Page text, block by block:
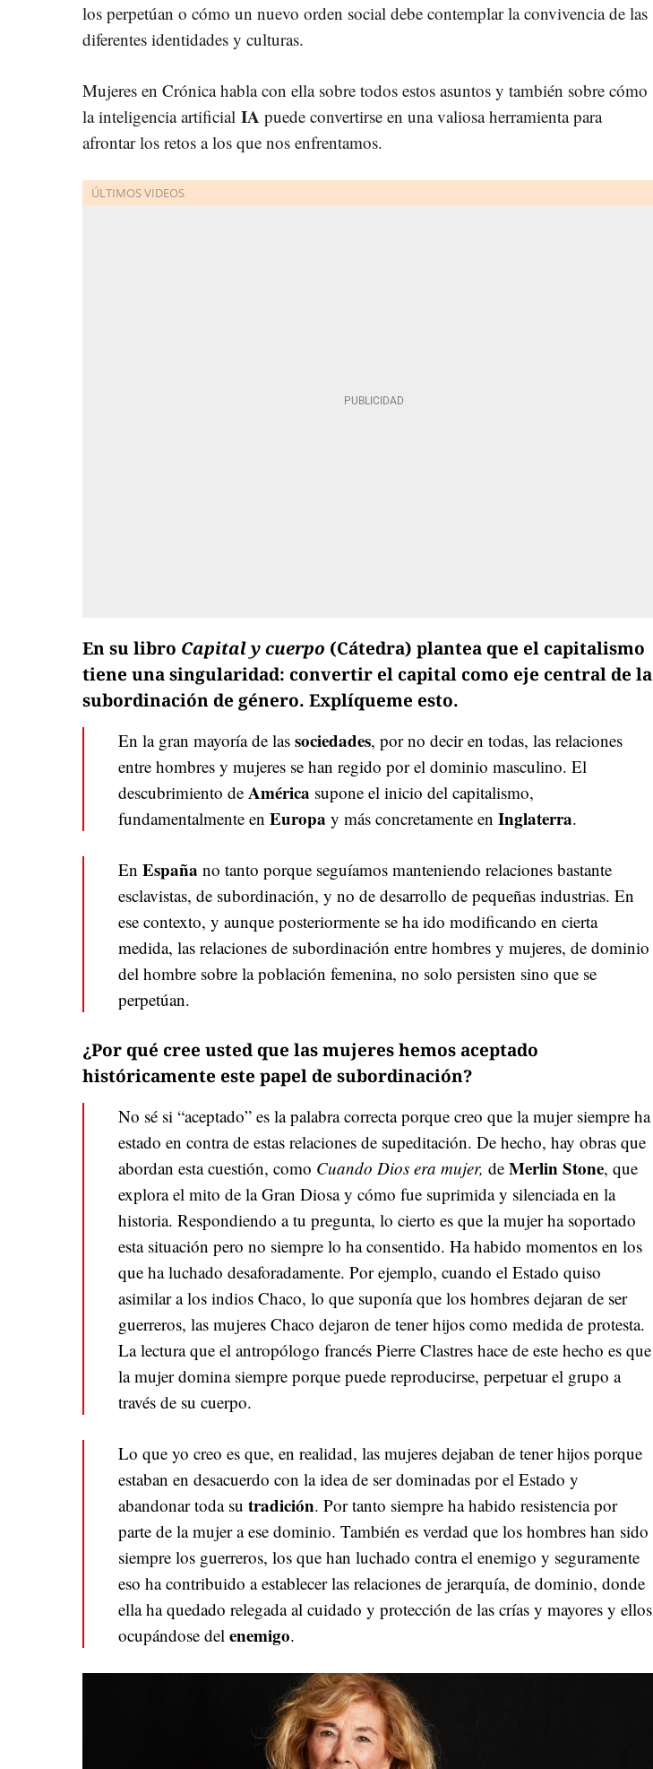
los perpetúan o cómo un nuevo orden social debe contemplar la convivencia de las
diferentes identidades y culturas.
Mujeres en Crónica habla con ella sobre todos estos asuntos y también sobre cómo
la inteligencia artificial IA puede convertirse en una valiosa herramienta para
afrontar los retos a los que nos enfrentamos.
En su libro Capital y cuerpo (Cátedra) plantea que el capitalismo
tiene una singularidad: convertir el capital como eje central de la
subordinación de género. Explíqueme esto.
En la gran mayoría de las sociedades, por no decir en todas, las relaciones
entre hombres y mujeres se han regido por el dominio masculino. El
descubrimiento de América supone el inicio del capitalismo,
fundamentalmente en Europa y más concretamente en Inglaterra.
En España no tanto porque seguíamos manteniendo relaciones bastante
esclavistas, de subordinación, y no de desarrollo de pequeñas industrias. En
ese contexto, y aunque posteriormente se ha ido modificando en cierta
medida, las relaciones de subordinación entre hombres y mujeres, de dominio
del hombre sobre la población femenina, no solo persisten sino que se
perpetúan.
¿Por qué cree usted que las mujeres hemos aceptado
históricamente este papel de subordinación?
No sé si “aceptado” es la palabra correcta porque creo que la mujer siempre ha
estado en contra de estas relaciones de supeditación. De hecho, hay obras que
abordan esta cuestión, como Cuando Dios era mujer, de MerlinStone, que
explora el mito de la Gran Diosa y cómo fue suprimida y silenciada en la
historia. Respondiendo a tu pregunta, lo cierto es que la mujer ha soportado
esta situación pero no siempre lo ha consentido. Ha habido momentos en los
que ha luchado desaforadamente. Por ejemplo, cuando el Estado quiso
asimilar a los indios Chaco, lo que suponía que los hombres dejaran de ser
guerreros, las mujeres Chaco dejaron de tener hijos como medida de protesta.
La lectura que el antropólogo francés Pierre Clastres hace de este hecho es que
la mujer domina siempre porque puede reproducirse, perpetuar el grupo a
través de su cuerpo.
Lo que yo creo es que, en realidad, las mujeres dejaban de tener hijos porque
estaban en desacuerdo con la idea de ser dominadas por el Estado y
abandonar toda su tradición. Por tanto siempre ha habido resistencia por
parte de la mujer a ese dominio. También es verdad que los hombres han sido
siempre los guerreros, los que han luchado contra el enemigo y seguramente
eso ha contribuido a establecer las relaciones de jerarquía, de dominio, donde
ella ha quedado relegada al cuidado y protección de las crías y mayores y ellos
ocupándose del enemigo.